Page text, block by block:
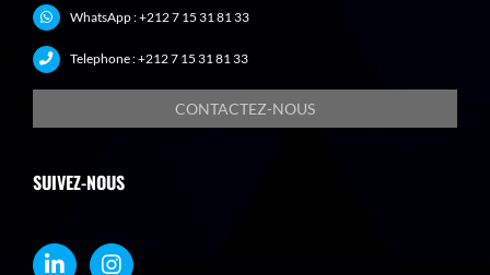
WhatsApp :+212 7 15 31 81 33
Telephone :+212 7 15 31 81 33
CONTACTEZ-NOUS
SUIVEZ-NOUS